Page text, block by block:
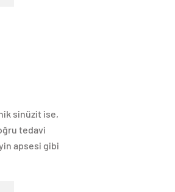
sinüzit ise,
tedavi
apsesi gibi